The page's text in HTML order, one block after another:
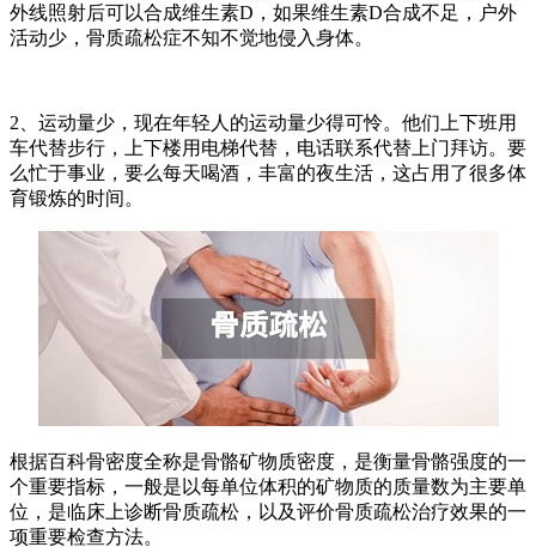
外线照射后可以合成维生素D，如果维生素D合成不足，户外
活动少，骨质疏松症不知不觉地侵入身体。
2、运动量少，现在年轻人的运动量少得可怜。他们上下班用
车代替步行，上下楼用电梯代替，电话联系代替上门拜访。要
么忙于事业，要么每天喝酒，丰富的夜生活，这占用了很多体
育锻炼的时间。
根据百科骨密度全称是骨骼矿物质密度，是衡量骨骼强度的一
个重要指标，一般是以每单位体积的矿物质的质量数为主要单
位，是临床上诊断骨质疏松，以及评价骨质疏松治疗效果的一
项重要检查方法。